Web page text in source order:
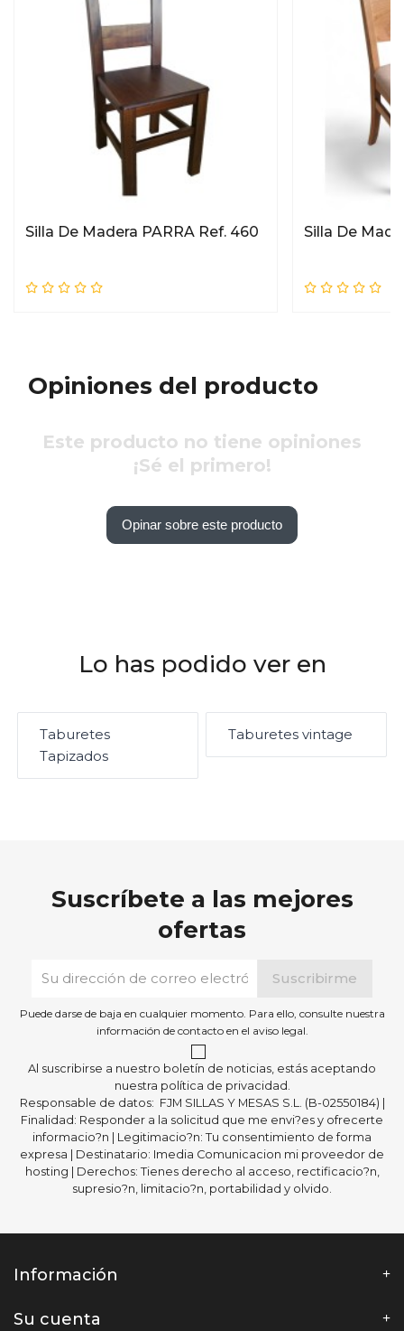
Silla De Madera PARRA Ref. 460 Silla De
Opiniones del producto
Este producto no tiene opiniones
¡Sé el primero!
Opinar sobre este producto
Lo has podido ver en
Taburetes
Tapizados
Taburetes vintage
Suscríbete a las mejores
ofertas
Puede darse de baja en cualquier momento. Para ello, consulte nuestra
información de contacto en el aviso legal.
Al suscribirse a nuestro boletín de noticias, estás aceptando
nuestra política de privacidad.
Responsable de datos: FJM SILLAS Y MESAS S.L. (B-02550184) |
Finalidad: Responder a la solicitud que me envi?es y ofrecerte
informacio?n | Legitimacio?n: Tu consentimiento de forma
expresa | Destinatario: Imedia Comunicacion mi proveedor de
hosting | Derechos: Tienes derecho al acceso, rectificacio?n,
supresio?n, limitacio?n, portabilidad y olvido.
Información
Su cuenta